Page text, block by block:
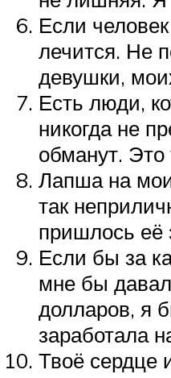
Если
лечится. Не
девушки,
Есть люди,
никогда не
обманут.
Лапша на
так
пришлось её
Если бы за
мне бы
долларов, я
заработала
Твоё сердце